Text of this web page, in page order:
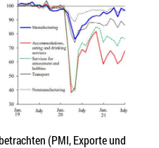
(PMI, Exporte und